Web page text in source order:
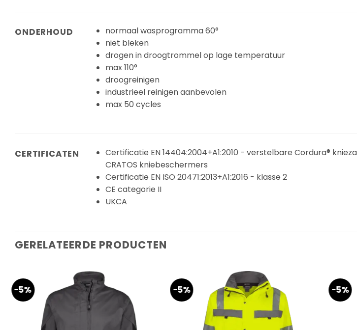
ONDERHOUD
normaal wasprogramma 60°
niet bleken
drogen in droogtrommel op lage temperatuur
max 110°
droogreinigen
industrieel reinigen aanbevolen
max 50 cycles
CERTIFICATEN
Certificatie EN 14404:2004+A1:2010 - verstelbare Cordura®
CRATOS kniebeschermers
Certificatie EN ISO 20471:2013+A1:2016 - klasse 2
CE categorie II
UKCA
GERELATEERDE PRODUCTEN
-5% -5% -5%